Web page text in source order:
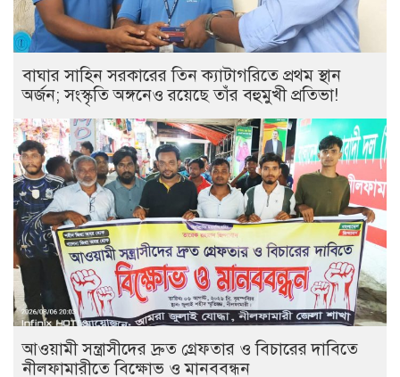
বাঘার সাহিন সরকারের তিন ক্যাটাগরিতে প্রথম স্থান
অর্জন; সংস্কৃতি অঙ্গনেও রয়েছে তাঁর বহুমুখী প্রতিভা!
আওয়ামী সন্ত্রাসীদের দ্রুত গ্রেফতার ও বিচারের দাবিতে
নীলফামারীতে বিক্ষোভ ও মানববন্ধন